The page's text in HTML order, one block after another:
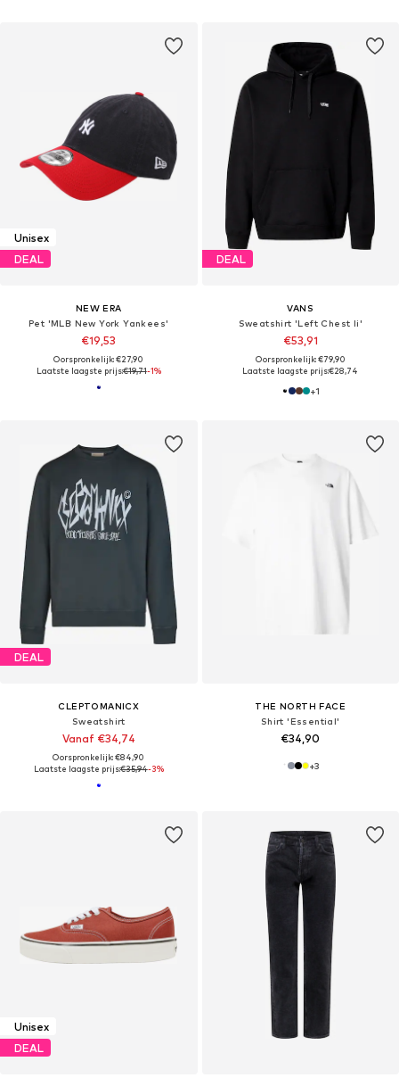
Unisex
DEAL
NEW ERA
Pet 'MLB New York Yankees'
€19,53
Oorspronkelijk: €27,90
Laatste laagste prijs:€19,71-1%
DEAL
VANS
Sweatshirt 'Left Chest Ii'
€53,91
Oorspronkelijk: €79,90
Laatste laagste prijs:€28,74
+1
DEAL
CLEPTOMANICX
Sweatshirt
Vanaf €34,74
Oorspronkelijk: €84,90
Laatste laagste prijs:€35,94-3%
THE NORTH FACE
Shirt 'Essential'
€34,90
+3
Unisex
DEAL